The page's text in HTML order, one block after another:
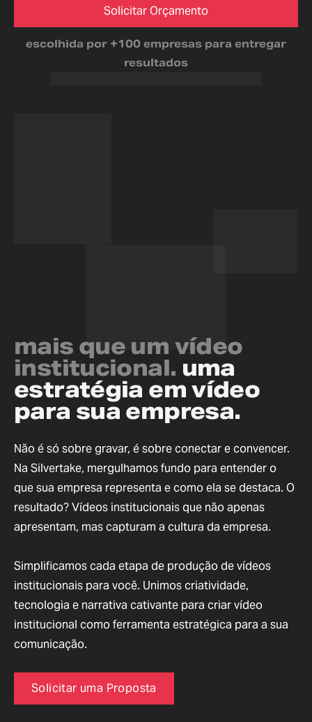
Solicitar Orçamento
escolhida por +100 empresas para entregar
resultados
mais que um vídeo
institucional. uma
estratégia em vídeo
para sua empresa.
Não é só sobre gravar, é sobre conectar e convencer.
Na Silvertake, mergulhamos fundo para entender o
que sua empresa representa e como ela se destaca. O
resultado? Vídeos institucionais que não apenas
apresentam, mas capturam a cultura da empresa.
Simplificamos cada etapa de produção de vídeos
institucionais para você. Unimos criatividade,
tecnologia e narrativa cativante para criar vídeo
institucional como ferramenta estratégica para a sua
comunicação.
Solicitar uma Proposta